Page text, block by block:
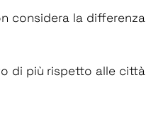
considera la differenza
di più rispetto alle città